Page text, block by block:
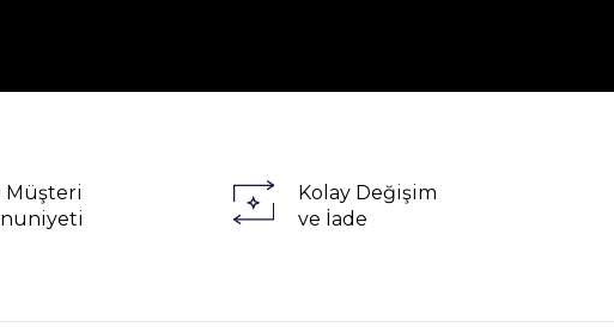
Müşteri
Kolay Değişim
ve İade